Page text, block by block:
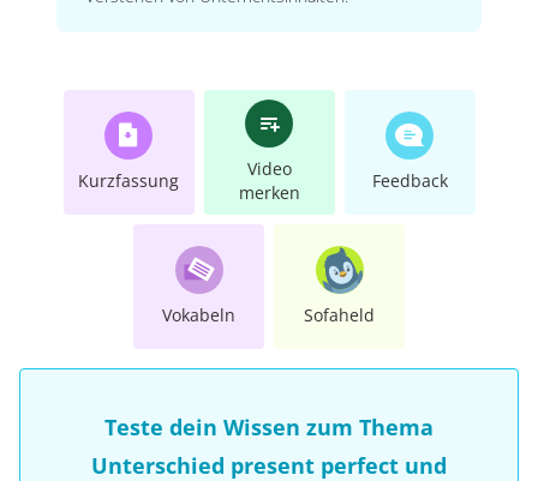
Kurzfassung
Video
merken
Feedback
Vokabeln Sofaheld
Teste dein Wissen zum Thema
Unterschied present perfect und